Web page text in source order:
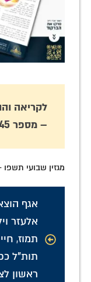
לקריאה
– מספר 245 >>
מגזין שבועי תשפו –
אגף
אלעזר
תמוז,
תות"ל
ראשון